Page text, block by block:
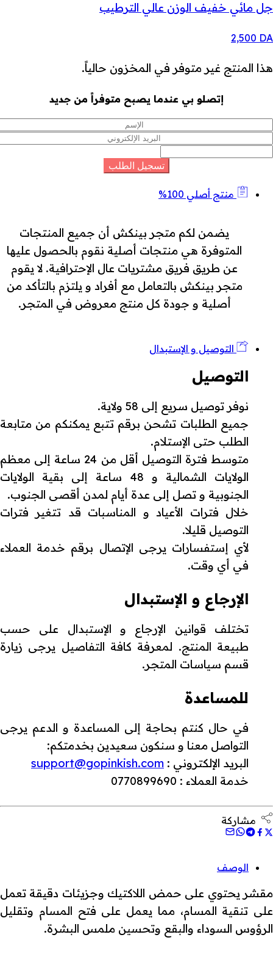
جل مائي خفيف الوزن عالي الترطيب
2,500 DA
هذا المنتج غير متوفر في المخزون حالياً.
إتصلو بي عندما يصبح متوفراً من جديد
منتج أصلي 100%
يضمن لكم متجر بينكش أن جميع المنتجات
المتوفرة هي منتجات أصلية نقوم بالحصول عليها
عن طريق فريق مشتريات عال الإحترافية. لا يقوم
متجر بينكش بالتعامل مع أفراد و يلتزم بالتأكد من
أصلية و جودة كل منتج معروض في المتجر.
التوصيل و الإستبدال
التوصيل
نوفر توصيل سريع إلى 58 ولاية.
جميع الطلبات تشحن برقم تتبع يمكنكم من متابعة
الطلب حتى الإستلام.
متوسط فترة التوصيل أقل من 24 ساعة إلى معظم
الولايات الشمالية و 48 ساعة إلى بقية الولايات
الجنوبية و تصل إلى عدة أيام لمدن أقصى الجنوب.
خلال فترات الأعياد و المناسبات قد تتغير فترات
التوصيل قليلا.
لأي إستفسارات يرجى الإتصال برقم خدمة العملاء
في أي وقت.
الإرجاع و الإستبدال
تختلف قوانين الإرجاع و الإستبدال على حسب
طبيعة المنتج. لمعرفة كافة التفاصيل يرجى زيارة
قسم سياسات المتجر.
للمساعدة
في حال كنتم بحاجة إلى المساعدة و الدعم يرجى
التواصل معنا و سنكون سعيدين بخدمتكم:
البريد الإلكتروني : support@gopinkish.com
خدمة العملاء : 0770899690
مشاركة
الوصف
مقشر يحتوي على حمض اللاكتيك وجزيئات دقيقة تعمل
على تنقية المسام، مما يعمل على فتح المسام وتقليل
الرؤوس السوداء والبقع وتحسين ملمس البشرة.